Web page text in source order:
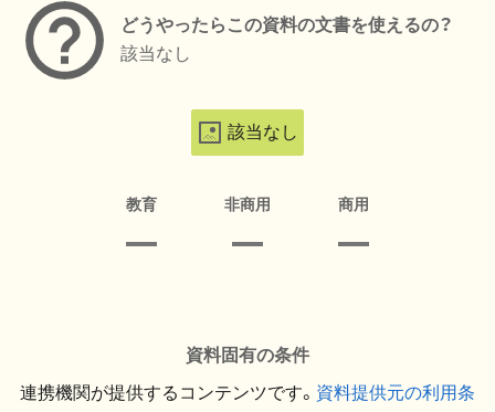
どうやったらこの資料の文書を使えるの？
該当なし
該当なし
教育 非商用 商用
資料固有の条件
連携機関が提供するコンテンツです。 資料提供元の利用条